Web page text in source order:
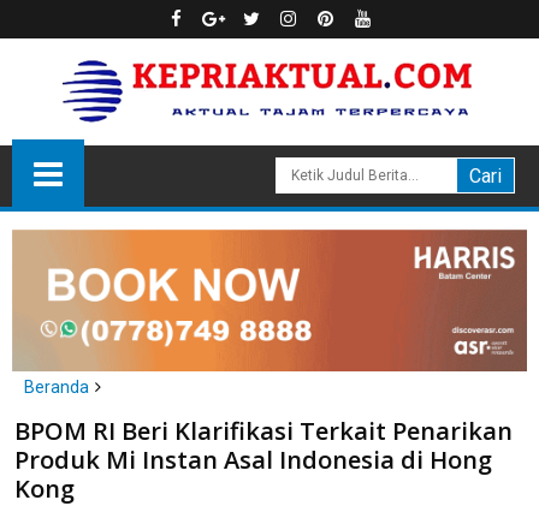
Beranda
BPOM RI Beri Klarifikasi Terkait Penarikan Produk Mi Instan Asal
Indonesia di Hong Kong
BPOM RI Beri Klarifikasi Terkait Penarikan
Produk Mi Instan Asal Indonesia di Hong
Kong